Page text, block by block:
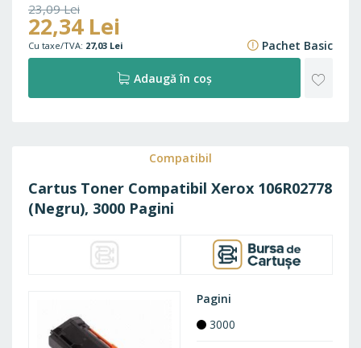
23,09 Lei
27,94 Lei
22,34 Lei
27,03 Lei Pachet Basic
Adaugă în coș
Compatibil
Cartus Toner Compatibil Xerox 106R02778
(Negru), 3000 Pagini
Pagini
3000